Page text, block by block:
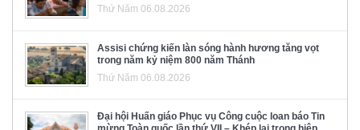
Thứ Năm 06.08.2026
Assisi chứng kiến làn sóng hành hương tăng vọt
trong năm kỷ niệm 800 năm Thánh
Thứ Năm 06.08.2026
Đại hội Huấn giáo Phục vụ Công cuộc loan báo Tin